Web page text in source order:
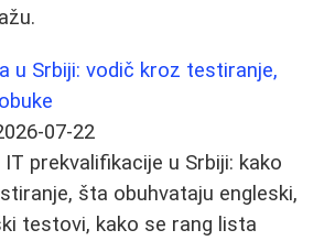
u Srbiji: vodič kroz testiranje,
07-22
prekvalifikacije u Srbiji: kako
šta obuhvataju engleski,
testovi, kako se rang lista